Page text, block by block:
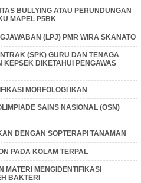
BULLYING ATAU PERUNDUNGAN
MAPEL P5BK
(LPJ) PMR WIRA SKANATO
(SPK) GURU DAN TENAGA
KEPSEK DIKETAHUI PENGAWAS
MORFOLOGI IKAN
SAINS NASIONAL (OSN)
DENGAN SOPTERAPI TANAMAN
PADA KOLAM TERPAL
MATERI MENGIDENTIFIKASI
BAKTERI